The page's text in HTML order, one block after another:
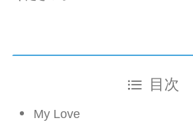
目次
My Love